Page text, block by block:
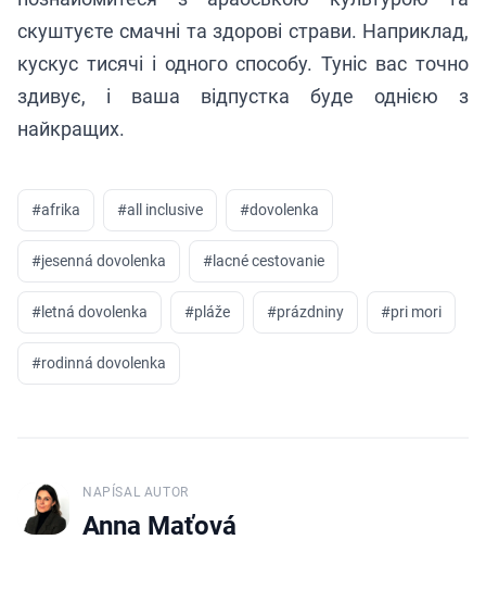
скуштуєте смачні та здорові страви. Наприклад,
кускус тисячі і одного способу. Туніс вас точно
здивує, і ваша відпустка буде однією з
найкращих.
#afrika #all inclusive #dovolenka
#jesenná dovolenka #lacné cestovanie
#letná dovolenka #pláže #prázdniny #pri mori
#rodinná dovolenka
J
NAPÍSAL AUTOR
Anna Maťová